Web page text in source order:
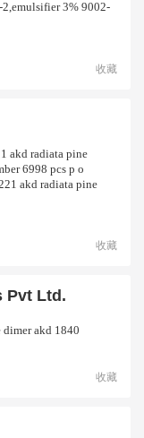
3% 9002-
收藏
akd radiata pine
6998 pcs p o
akd radiata pine
收藏
Pvt Ltd.
akd 1840
收藏